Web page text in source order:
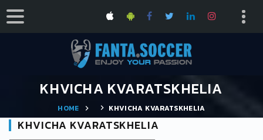
KHVICHA KVARATSKHELIA
HOME KHVICHA KVARATSKHELIA
KHVICHA KVARATSKHELIA